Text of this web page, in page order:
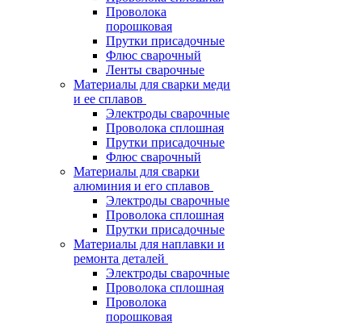
Проволока
порошковая
Прутки присадочные
Флюс сварочный
Ленты сварочные
Материалы для сварки меди
и ее сплавов
Электроды сварочные
Проволока сплошная
Прутки присадочные
Флюс сварочный
Материалы для сварки
алюминия и его сплавов
Электроды сварочные
Проволока сплошная
Прутки присадочные
Материалы для наплавки и
ремонта деталей
Электроды сварочные
Проволока сплошная
Проволока
порошковая